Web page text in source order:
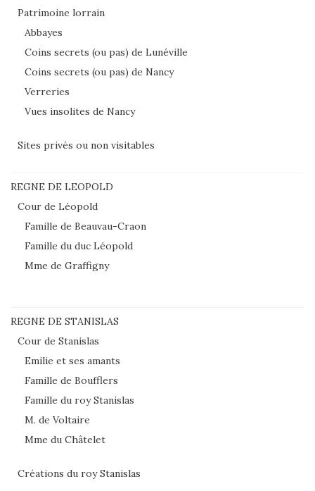
Patrimoine lorrain
Abbayes
Coins secrets (ou pas) de Lunéville
Coins secrets (ou pas) de Nancy
Verreries
Vues insolites de Nancy
Sites privés ou non visitables
REGNE DE LEOPOLD
Cour de Léopold
Famille de Beauvau-Craon
Famille du duc Léopold
Mme de Graffigny
REGNE DE STANISLAS
Cour de Stanislas
Emilie et ses amants
Famille de Boufflers
Famille du roy Stanislas
M. de Voltaire
Mme du Châtelet
Créations du roy Stanislas